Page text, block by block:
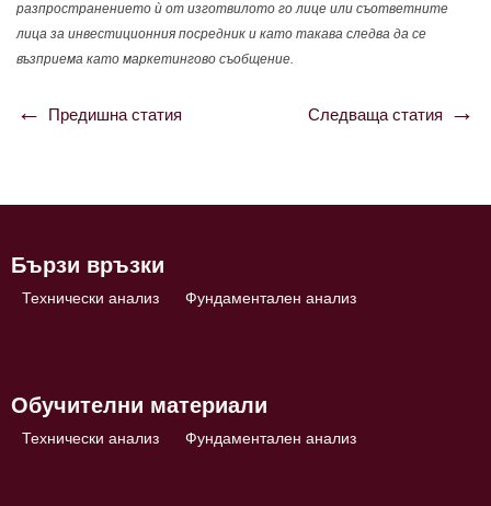
разпространението ѝ от изготвилото го лице или съответните
лица за инвестиционния посредник и като такава следва да се
възприема като маркетингово съобщение.
Навигация
Предишна статия Следваща статия
Бързи връзки
Технически анализ Фундаментален анализ
Обучителни материали
Технически анализ Фундаментален анализ